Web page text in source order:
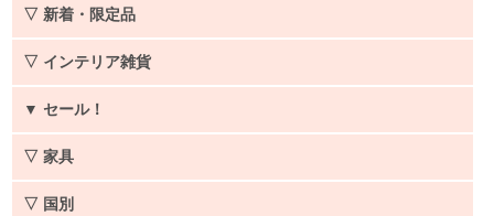
▽ 新着・限定品
▽ インテリア雑貨
▼ セール！
▽ 家具
▽ 国別